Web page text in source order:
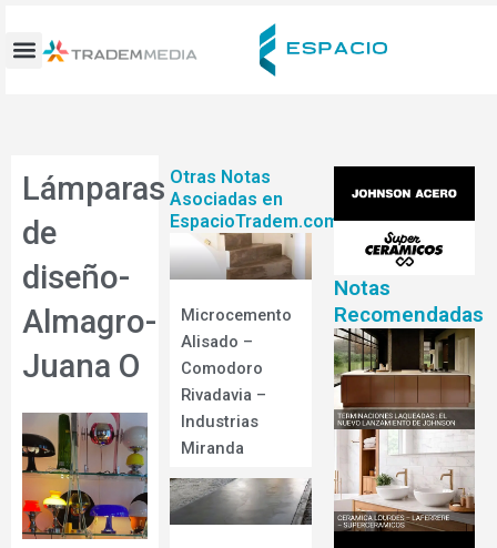
contenido
Lámparas
de
diseño-
Almagro-
Juana O
Otras Notas
Asociadas en
EspacioTradem.com
Microcemento
Alisado –
Comodoro
Rivadavia –
Industrias
Miranda
Notas
Recomendadas